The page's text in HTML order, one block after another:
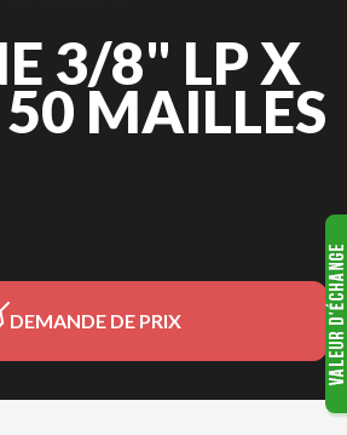
3/8" LP X
MAILLES
DEMANDE DE PRIX